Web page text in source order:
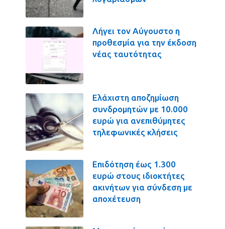
Λήγει τον Αύγουστο η
προθεσμία για την έκδοση
νέας ταυτότητας
Ελάχιστη αποζημίωση
συνδρομητών με 10.000
ευρώ για ανεπιθύμητες
τηλεφωνικές κλήσεις
Επιδότηση έως 1.300
ευρώ στους ιδιοκτήτες
ακινήτων για σύνδεση με
αποχέτευση